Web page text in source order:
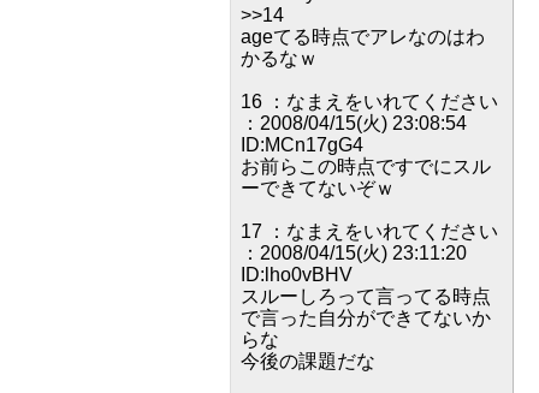
>>14
ageてる時点でアレなのはわ
かるなｗ
16 ：なまえをいれてください
：2008/04/15(火) 23:08:54
ID:MCn17gG4
お前らこの時点ですでにスル
ーできてないぞｗ
17 ：なまえをいれてください
：2008/04/15(火) 23:11:20
ID:lho0vBHV
スルーしろって言ってる時点
で言った自分ができてないか
らな
今後の課題だな